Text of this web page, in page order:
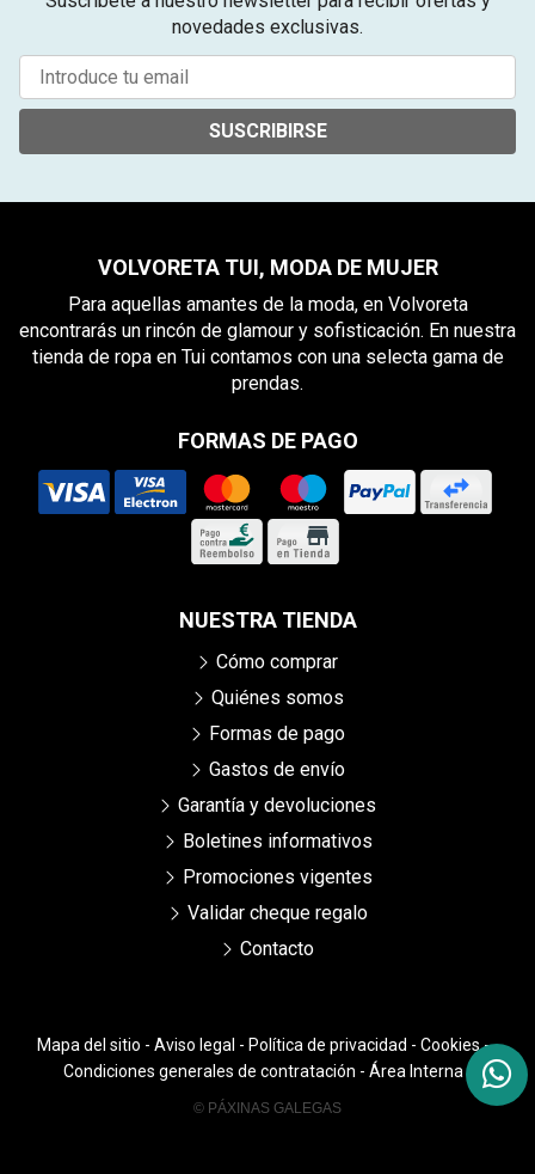
novedades exclusivas.
SUSCRIBIRSE
VOLVORETA TUI, MODA DE MUJER
Para aquellas amantes de la moda, en Volvoreta
encontrarás un rincón de glamour y sofisticación. En nuestra
tienda de ropa en Tui contamos con una selecta gama de
prendas.
FORMAS DE PAGO
NUESTRA TIENDA
Cómo comprar
Quiénes somos
Formas de pago
Gastos de envío
Garantía y devoluciones
Boletines informativos
Promociones vigentes
Validar cheque regalo
Contacto
Mapa del sitio - Aviso legal - Política de privacidad - Cookies-
Condiciones generales de contratación - Área Interna
© PÁXINAS GALEGAS